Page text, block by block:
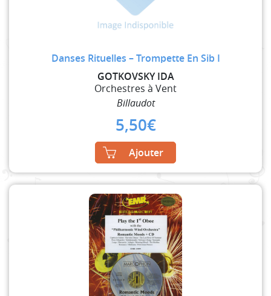
Danses Rituelles – Trompette En Sib I
GOTKOVSKY IDA
Orchestres à Vent
Billaudot
5,50€
Ajouter